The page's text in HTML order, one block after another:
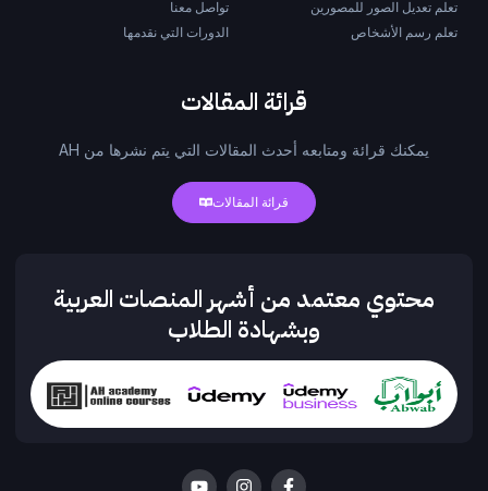
تعلم تعديل الصور للمصورين
تعلم رسم الأشخاص
تواصل معنا
الدورات التي نقدمها
قرائة المقالات
يمكنك قرائة ومتابعه أحدث المقالات التي يتم نشرها من AH
قرائة المقالات
محتوي معتمد من أشهر المنصات العربية
وبشهادة الطلاب